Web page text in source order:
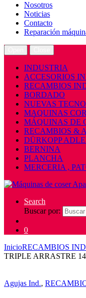
Nosotros
Noticias
Contacto
Reparación
INDUSTRIA
ACCESORIOS
RECAMBIOS
BORDADO
NUEVAS
MAQUINAS
MÁQUINAS DE
RECAMBIOS &
DÜRKOPP
BERNINA
PLANCHA
MERCERIA ,
Search
Buscar por:
0
InicioRECAMBIOS
TRIPLE ARRASTRE
Agujas Ind.,